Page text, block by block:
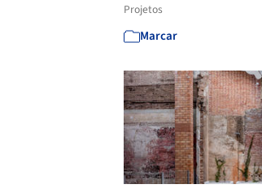
Projetos
Marcar